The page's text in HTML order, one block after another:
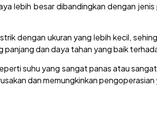
lebih besar dibandingkan dengan
dengan ukuran yang lebih kecil,
panjang dan daya tahan yang baik
suhu yang sangat panas atau
dan memungkinkan pengoperasian